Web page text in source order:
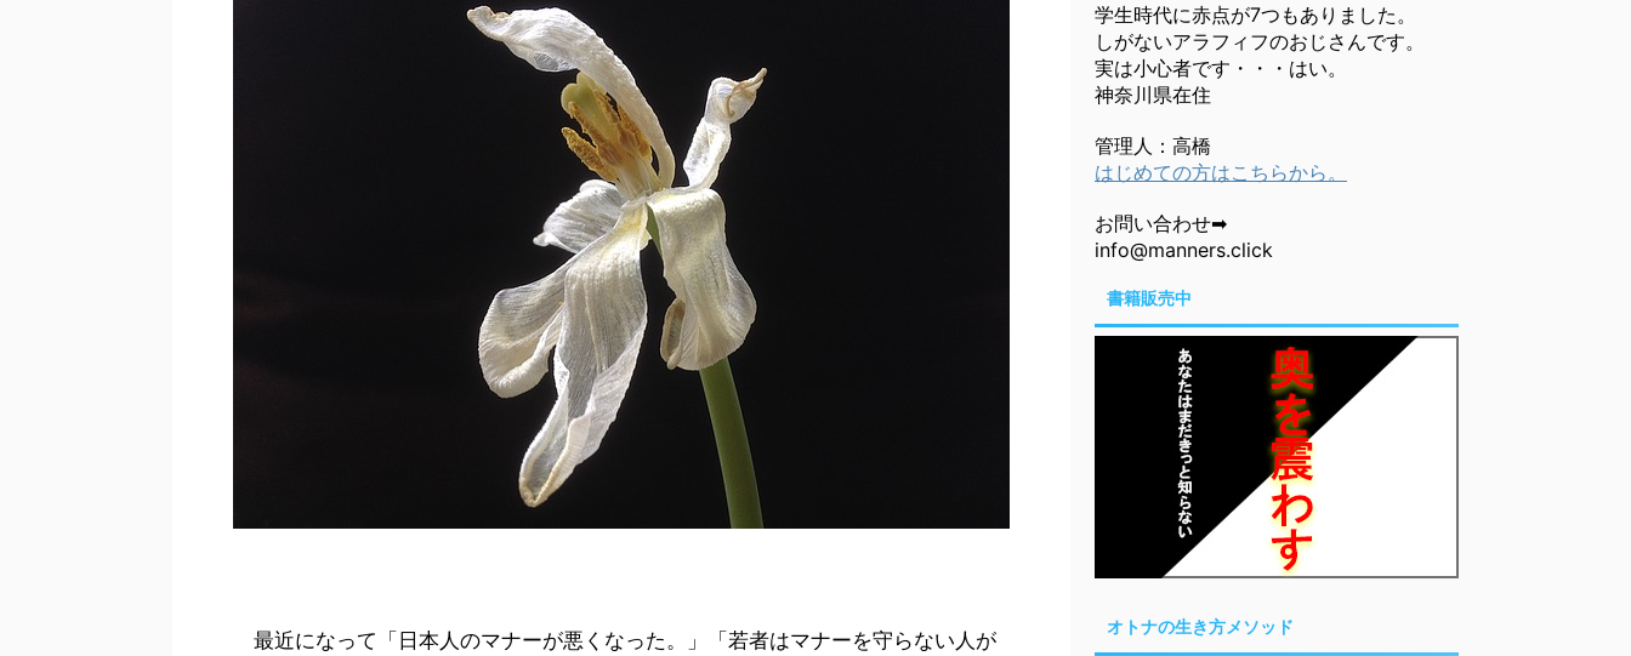
最近になって「日本人のマナーが悪くなった。」「若者はマナーを守らない人が
学生時代に赤点が7つもありました。
しがないアラフィフのおじさんです。
実は小心者です・・・はい。
神奈川県在住
管理人：高橋
はじめての方はこちらから。
お問い合わせ➡
info@manners.click
書籍販売中
オトナの生き方メソッド